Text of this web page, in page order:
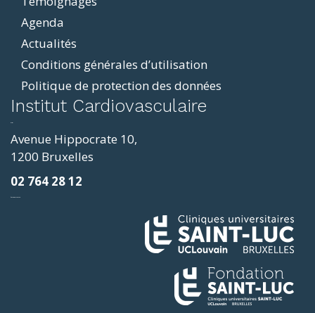
Agenda
Actualités
Conditions générales d’utilisation
Politique de protection des données
Institut Cardiovasculaire
Avenue Hippocrate 10,
1200 Bruxelles
02 764 28 12